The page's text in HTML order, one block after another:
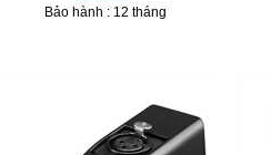
Bảo hành : 12 tháng